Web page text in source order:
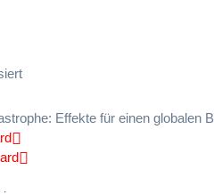
Effekte für einen globalen